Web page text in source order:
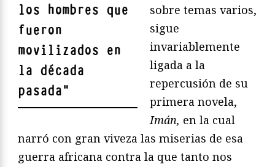
los hombres que
fueron
movilizados en
la década
pasada"
sobre temas varios,
sigue
invariablemente
ligada a la
repercusión de su
primera novela,
Imán, en la cual
narró con gran viveza las miserias de esa
guerra africana contra la que tanto nos